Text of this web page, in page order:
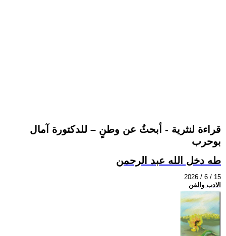
قراءة لنثرية - أبحثُ عن وطنٍ – للدكتورة آمال
بوحرب
طه دخل الله عبد الرحمن
2026 / 6 / 15
الادب والفن